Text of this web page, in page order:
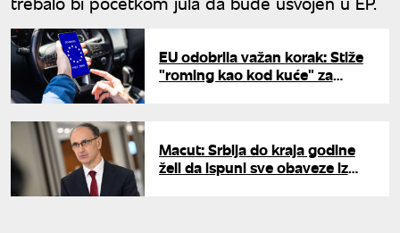
EU odobrila važan korak: Stiže
"roming kao kod kuće" za
Macut: Srbija do kraja godine
želi da ispuni sve obaveze iz